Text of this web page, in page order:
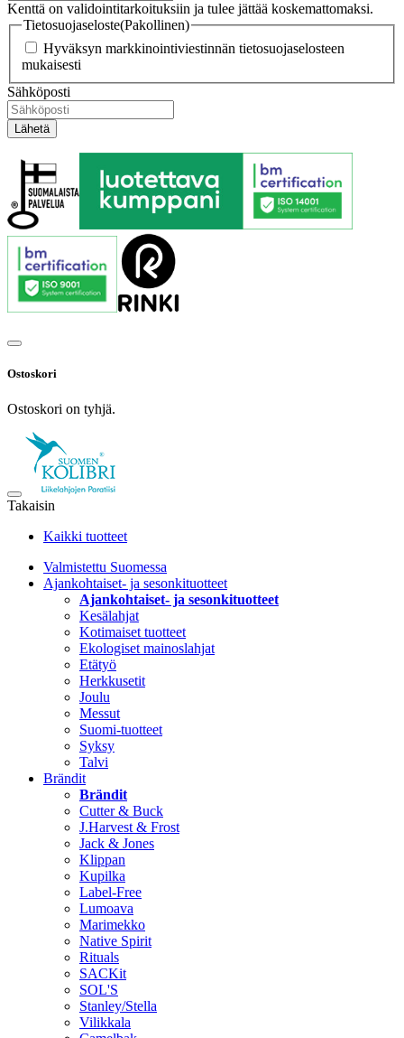
Kenttä on validointitarkoituksiin ja tulee jättää koskemattomaksi.
Tietosuojaseloste(Pakollinen)
Hyväksyn markkinointiviestinnän tietosuojaselosteen
mukaisesti
Sähköposti
Ostoskori
Ostoskori on tyhjä.
Takaisin
Kaikki tuotteet
Valmistettu Suomessa
Ajankohtaiset- ja sesonkituotteet
Ajankohtaiset- ja sesonkituotteet
Kesälahjat
Kotimaiset tuotteet
Ekologiset mainoslahjat
Etätyö
Herkkusetit
Joulu
Messut
Suomi-tuotteet
Syksy
Talvi
Brändit
Brändit
Cutter & Buck
J.Harvest & Frost
Jack & Jones
Klippan
Kupilka
Label-Free
Lumoava
Marimekko
Native Spirit
Rituals
SACKit
SOL'S
Stanley/Stella
Vilikkala